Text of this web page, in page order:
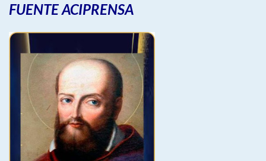
FUENTE ACIPRENSA